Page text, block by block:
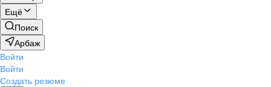
Ещё
Поиск
Арбаж
Войти
Войти
Создать резюме